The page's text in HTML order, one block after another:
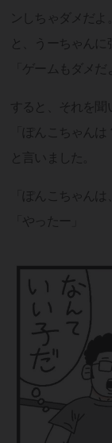
ンしちゃダメだ
と、うーちゃんに
「ゲームもダメだ
すると、それを聞
「ぽんこちゃんは
と言いました。
「ぽんこちゃん
「やったー」